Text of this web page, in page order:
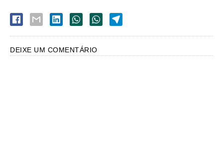
DEIXE UM COMENTÁRIO